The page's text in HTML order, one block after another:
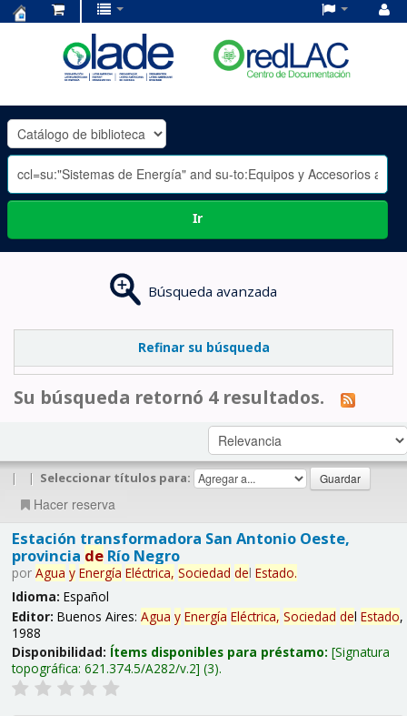
OLADE
-
Ir
Búsqueda avanzada
Refinar su búsqueda
Su búsqueda retornó 4 resultados.
| | Seleccionar títulos para:
Hacer reserva
Estación transformadora San Antonio Oeste,
provincia deRío Negro
por Agua y Energía Eléctrica, Sociedad del Estado.
Idioma: Español
Editor: Buenos Aires: Agua y Energía Eléctrica, Sociedad del Estado,
1988
Disponibilidad: Ítems disponibles para préstamo: Signatura
topográfica: 621.374.5/A282/v.2 (3).